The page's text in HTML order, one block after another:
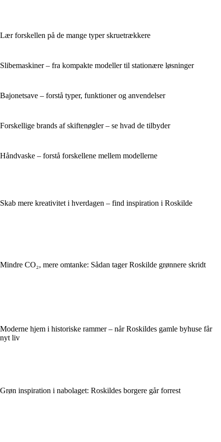
Lær forskellen på de mange typer skruetrækkere
Slibemaskiner – fra kompakte modeller til stationære løsninger
Bajonetsave – forstå typer, funktioner og anvendelser
Forskellige brands af skiftenøgler – se hvad de tilbyder
Håndvaske – forstå forskellene mellem modellerne
Skab mere kreativitet i hverdagen – find inspiration i Roskilde
Mindre CO₂, mere omtanke: Sådan tager Roskilde grønnere skridt
Moderne hjem i historiske rammer – når Roskildes gamle byhuse får
nyt liv
Grøn inspiration i nabolaget: Roskildes borgere går forrest